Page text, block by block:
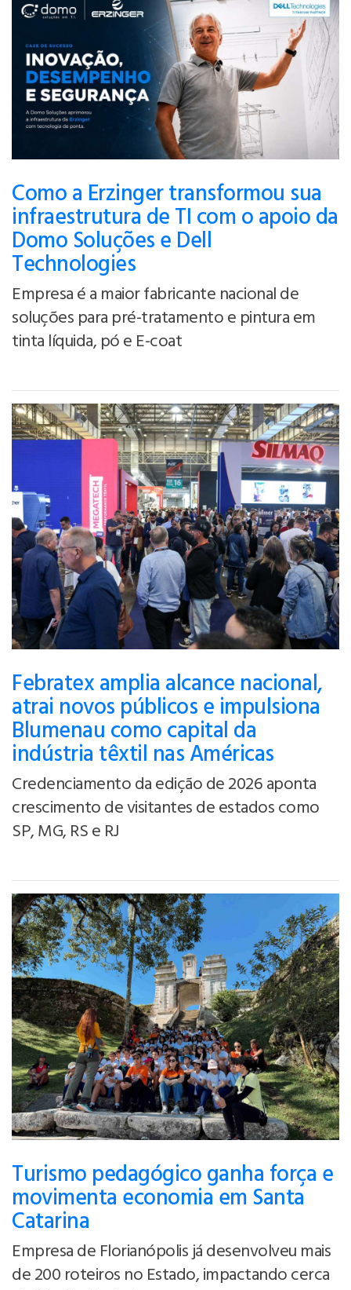
Como a Erzinger transformou sua
infraestrutura de TI com o apoio da
Domo Soluções e Dell
Technologies
Empresa é a maior fabricante nacional de
soluções para pré-tratamento e pintura em
tinta líquida, pó e E-coat
Febratex amplia alcance nacional,
atrai novos públicos e impulsiona
Blumenau como capital da
indústria têxtil nas Américas
Credenciamento da edição de 2026 aponta
crescimento de visitantes de estados como
SP, MG, RS e RJ
Turismo pedagógico ganha força e
movimenta economia em Santa
Catarina
Empresa de Florianópolis já desenvolveu mais
de 200 roteiros no Estado, impactando cerca